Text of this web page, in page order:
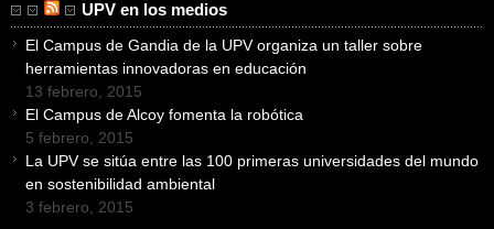
UPV en los medios
El Campus de Gandia de la UPV organiza un taller sobre
herramientas innovadoras en educación
13 febrero, 2015
El Campus de Alcoy fomenta la robótica
5 febrero, 2015
La UPV se sitúa entre las 100 primeras universidades del mundo
en sostenibilidad ambiental
3 febrero, 2015